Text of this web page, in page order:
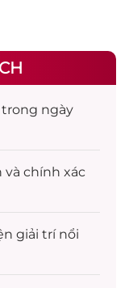
ngày
và chính xác
giải trínổi